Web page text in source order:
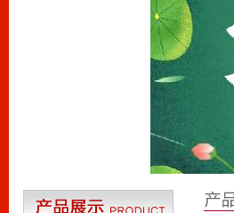
5